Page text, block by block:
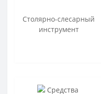
Столярно-слесарный
инструмент